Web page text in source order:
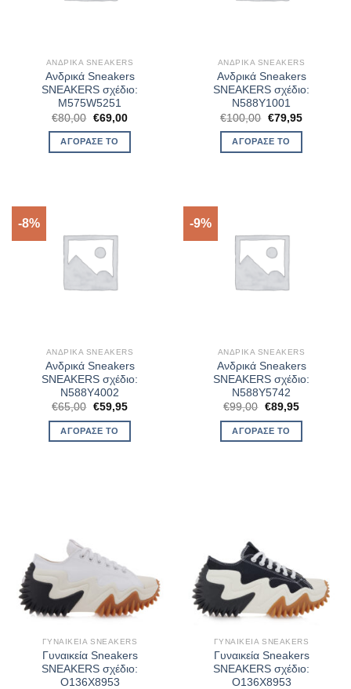
ΑΝΔΡΙΚΆ SNEAKERS
Ανδρικά Sneakers
SNEAKERS σχέδιο:
M575W5251
€80,00 Original
price
was:
€80,00.
€69,00Η
ΑΓΌΡΑΣΈ ΤΟ
ΑΝΔΡΙΚΆ SNEAKERS
Ανδρικά Sneakers
SNEAKERS σχέδιο:
N588Y1001
€100,00 Original
price
was:
€100,00.
€79,95Η
ΑΓΌΡΑΣΈ ΤΟ
-8%
ΑΝΔΡΙΚΆ SNEAKERS
Ανδρικά Sneakers
SNEAKERS σχέδιο:
N588Y4002
€65,00 Original
was:
€65,00.
€59,95Η
ΑΓΌΡΑΣΈ ΤΟ
-9%
ΑΝΔΡΙΚΆ SNEAKERS
Ανδρικά Sneakers
SNEAKERS σχέδιο:
N588Y5742
€99,00 Original
was:
€99,00.
€89,95Η
ΑΓΌΡΑΣΈ ΤΟ
ΓΥΝΑΙΚΕΊΑ SNEAKERS
Γυναικεία Sneakers
SNEAKERS σχέδιο:
O136X8953
ΓΥΝΑΙΚΕΊΑ SNEAKERS
Γυναικεία Sneakers
SNEAKERS σχέδιο:
O136X8953